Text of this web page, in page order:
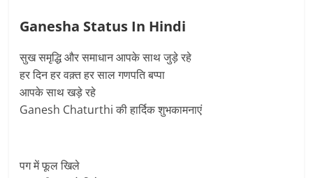
Ganesha Status In Hindi
सुख समृद्धि और समाधान आपके साथ जुड़े रहे
हर दिन हर वक़्त हर साल गणपति बप्पा
आपके साथ खड़े रहे
Ganesh Chaturthi की हार्दिक शुभकामनाएं
पग में फूल खिले